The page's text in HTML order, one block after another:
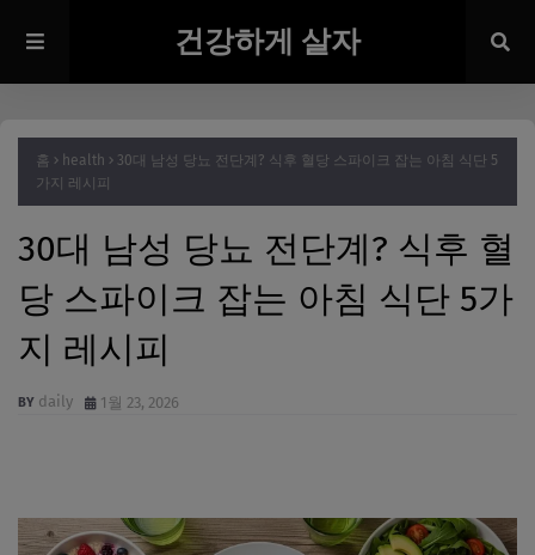
건강하게 살자
홈 health
30대 남성 당뇨 전단계? 식후 혈당 스파이크 잡는 아침 식단 5
가지 레시피
30대 남성 당뇨 전단계? 식후 혈
당 스파이크 잡는 아침 식단 5가
지 레시피
daily 1월 23, 2026